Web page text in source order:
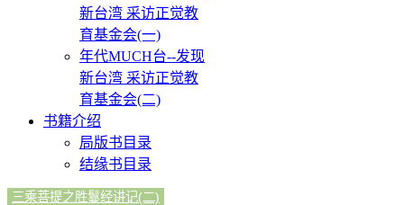
新台湾 采访正觉教
育基金会(一)
年代MUCH台--发现
新台湾 采访正觉教
育基金会(二)
书籍介绍
局版书目录
结缘书目录
三乘菩提之胜鬘经讲记(二)